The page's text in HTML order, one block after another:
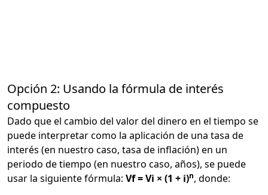
Opción 2: Usando la fórmula de interés
compuesto
Dado que el cambio del valor del dinero en el tiempo se
puede interpretar como la aplicación de una tasa de
interés (en nuestro caso, tasa de inflación) en un
periodo de tiempo (en nuestro caso, años), se puede
usar la siguiente fórmula: Vf = Vi × (1 + i)n, donde: